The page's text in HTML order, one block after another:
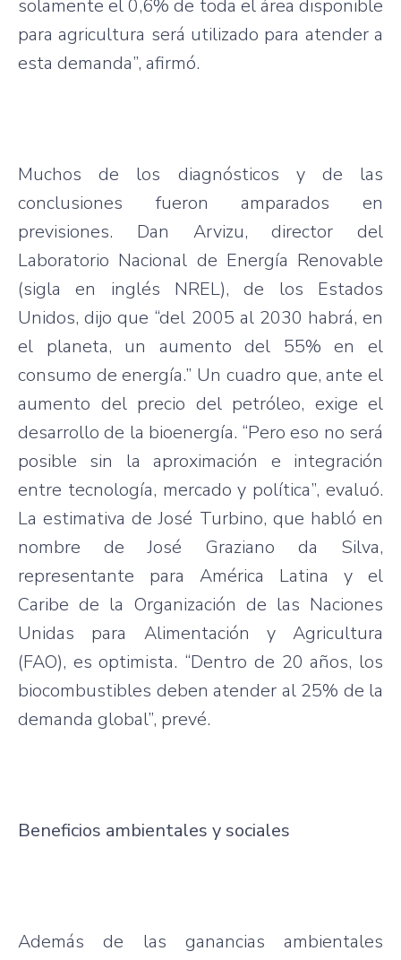
solamente el 0,6% de toda el área disponible
para agricultura será utilizado para atender a
esta demanda”, afirmó.
Muchos de los diagnósticos y de las
conclusiones fueron amparados en
previsiones. Dan Arvizu, director del
Laboratorio Nacional de Energía Renovable
(sigla en inglés NREL), de los Estados
Unidos, dijo que “del 2005 al 2030 habrá, en
el planeta, un aumento del 55% en el
consumo de energía.” Un cuadro que, ante el
aumento del precio del petróleo, exige el
desarrollo de la bioenergía. “Pero eso no será
posible sin la aproximación e integración
entre tecnología, mercado y política”, evaluó.
La estimativa de José Turbino, que habló en
nombre de José Graziano da Silva,
representante para América Latina y el
Caribe de la Organización de las Naciones
Unidas para Alimentación y Agricultura
(FAO), es optimista. “Dentro de 20 años, los
biocombustibles deben atender al 25% de la
demanda global”, prevé.
Beneficios ambientales y sociales
Además de las ganancias ambientales